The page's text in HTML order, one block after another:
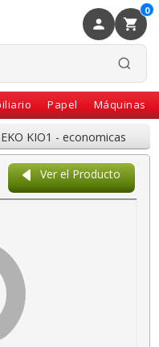
0
Papel Máquinas
KIO1 - economicas
Ver el Producto